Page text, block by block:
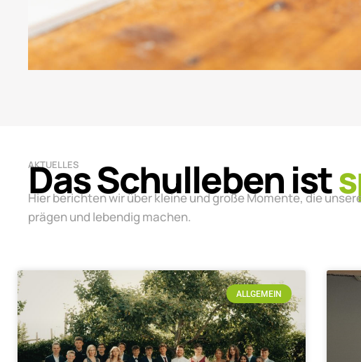
AKTUELLES
Das Schulleben ist
Hier berichten wir über kleine und große Momente, die
prägen und lebendig machen.
ALLGEMEIN